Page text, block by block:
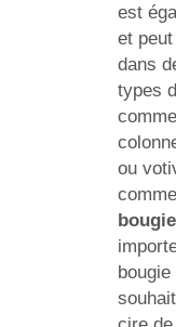
est
et
dans
types
ou